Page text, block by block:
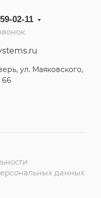
02-11
ул. Маяковского,
66
данных